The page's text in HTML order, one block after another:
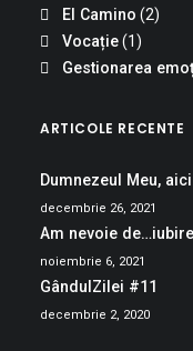
El Camino (2)
Vocație(1)
Gestionarea
ARTICOLE RECENTE
Dumnezeul Meu,
decembrie 26, 2021
Am nevoie
noiembrie 6, 2021
GândulZilei #11
decembrie 2, 2020